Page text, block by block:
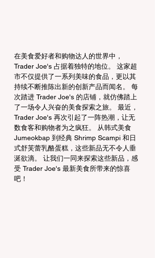
在美食爱好者和购物达人的世界中，
Trader Joe's 占据着独特的地位。 这家超
市不仅提供了一系列美味的食品，更以其
持续不断推陈出新的创新产品而闻名。 每
次踏进 Trader Joe's 的店铺，就仿佛踏上
了一场令人兴奋的美食探索之旅。 最近，
Trader Joe's 再次引起了一阵热潮，让无
数食客和购物者为之疯狂。 从韩式美食
Jumeokbap 到经典 Shrimp Scampi 和日
式舒芙蕾乳酪蛋糕，这些新品无不令人垂
涎欲滴。 让我们一同来探索这些新品，感
受 Trader Joe's 最新美食所带来的惊喜
吧！